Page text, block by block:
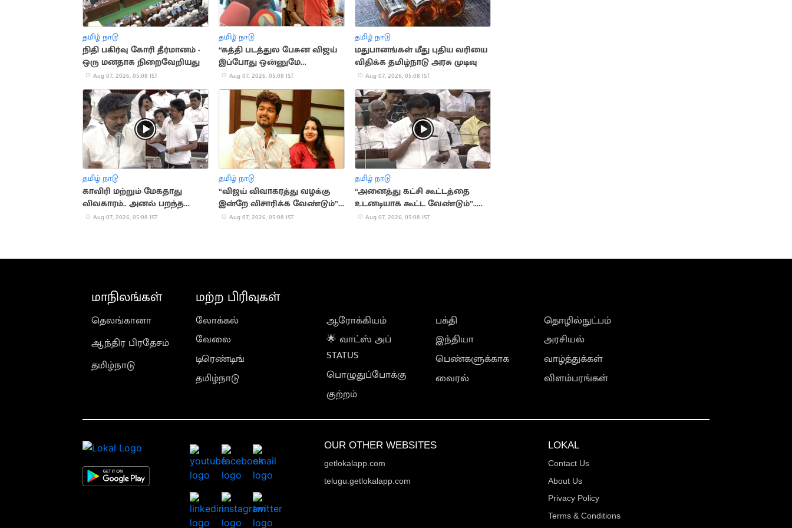
தமிழ் நாடு
நிதி பகிர்வு கோரி தீர்மானம் -
ஒரு மனதாக நிறைவேறியது
Aug 07, 2026, 05:08 IST
தமிழ் நாடு
“கத்தி படத்துல பேசுன விஜய்
இப்போது ஒன்னுமே
செய்யல”.. விவசாயிகள்
காட்டம்
Aug 07, 2026, 05:08 IST
தமிழ் நாடு
மதுபானங்கள் மீது புதிய வரியை
விதிக்க தமிழ்நாடு அரசு முடிவு
Aug 07, 2026, 05:08 IST
தமிழ் நாடு
காவிரி மற்றும் மேகதாது
விவகாரம்.. அனல் பறந்த
விவாதம்
Aug 07, 2026, 05:08 IST
தமிழ் நாடு
“விஜய் விவாகரத்து வழக்கு
இன்றே விசாரிக்க வேண்டும்”..
சங்கீதா கோரிக்கை
Aug 07, 2026, 05:08 IST
தமிழ் நாடு
“அனைத்து கட்சி கூட்டத்தை
உடனடியாக கூட்ட வேண்டும்”..
மார்க்சிஸ்ட் கம்யூனிஸ்ட்
Aug 07, 2026, 05:08 IST
மாநிலங்கள்
தெலங்கானா
ஆந்திர பிரதேசம்
தமிழ்நாடு
மற்ற பிரிவுகள்
லோக்கல்
வேலை
டிரெண்டிங்
தமிழ்நாடு
ஆரோக்கியம்
🌟 வாட்ஸ் அப்
STATUS
பொழுதுப்போக்கு
குற்றம்
பக்தி
இந்தியா
பெண்களுக்காக
வைரல்
தொழில்நுட்பம்
அரசியல்
வாழ்த்துக்கள்
விளம்பரங்கள்
OUR OTHER WEBSITES
getlokalapp.com
telugu.getlokalapp.com
LOKAL
Contact Us
About Us
Privacy Policy
Terms & Conditions